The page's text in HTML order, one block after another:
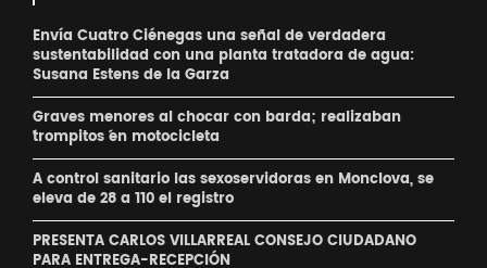
Envía Cuatro Ciénegas una señal de verdadera
sustentabilidad con una planta tratadora de agua:
Susana Estens de la Garza
Graves menores al chocar con barda; realizaban
´trompitos ´en motocicleta
A control sanitario las sexoservidoras en Monclova, se
eleva de 28 a 110 el registro
PRESENTA CARLOS VILLARREAL CONSEJO CIUDADANO
PARA ENTREGA-RECEPCIÓN